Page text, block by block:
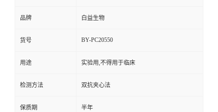
品牌 白益生物
货号 BY-PC20550
用途 实验用,不得用于临床
检测方法 双抗夹心法
保质期 半年